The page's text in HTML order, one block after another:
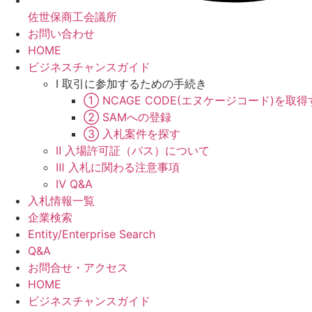
佐世保商工会議所
お問い合わせ
HOME
ビジネスチャンスガイド
Ⅰ 取引に参加するための手続き
① NCAGE CODE(エヌケージコード)を取得
② SAMへの登録
③ 入札案件を探す
Ⅱ 入場許可証（パス）について
Ⅲ 入札に関わる注意事項
Ⅳ Q&A
入札情報一覧
企業検索
Entity/Enterprise Search
Q&A
お問合せ・アクセス
HOME
ビジネスチャンスガイド